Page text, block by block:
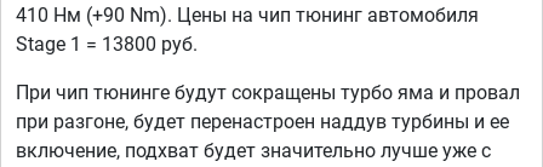
410 Нм (+90 Nm). Цены на чип тюнинг автомобиля
Stage 1 = 13800 руб.
При чип тюнинге будут сокращены турбо яма и провал
при разгоне, будет перенастроен наддув турбины и ее
включение, подхват будет значительно лучше уже с